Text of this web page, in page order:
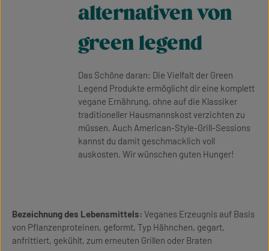
alternativen von
green legend
Das Schöne daran: Die Vielfalt der Green
Legend Produkte ermöglicht dir eine komplett
vegane Ernährung, ohne auf die Klassiker
traditioneller Hausmannskost verzichten zu
müssen. Auch American-Style-Grill-Sessions
kannst du damit geschmacklich voll
auskosten. Wir wünschen guten Hunger!
Bezeichnung des Lebensmittels: Veganes Erzeugnis auf Basis
von Pflanzenproteinen, geformt, Typ Hähnchen, gegart,
anfrittiert, gekühlt, zum erneuten Grillen oder Braten